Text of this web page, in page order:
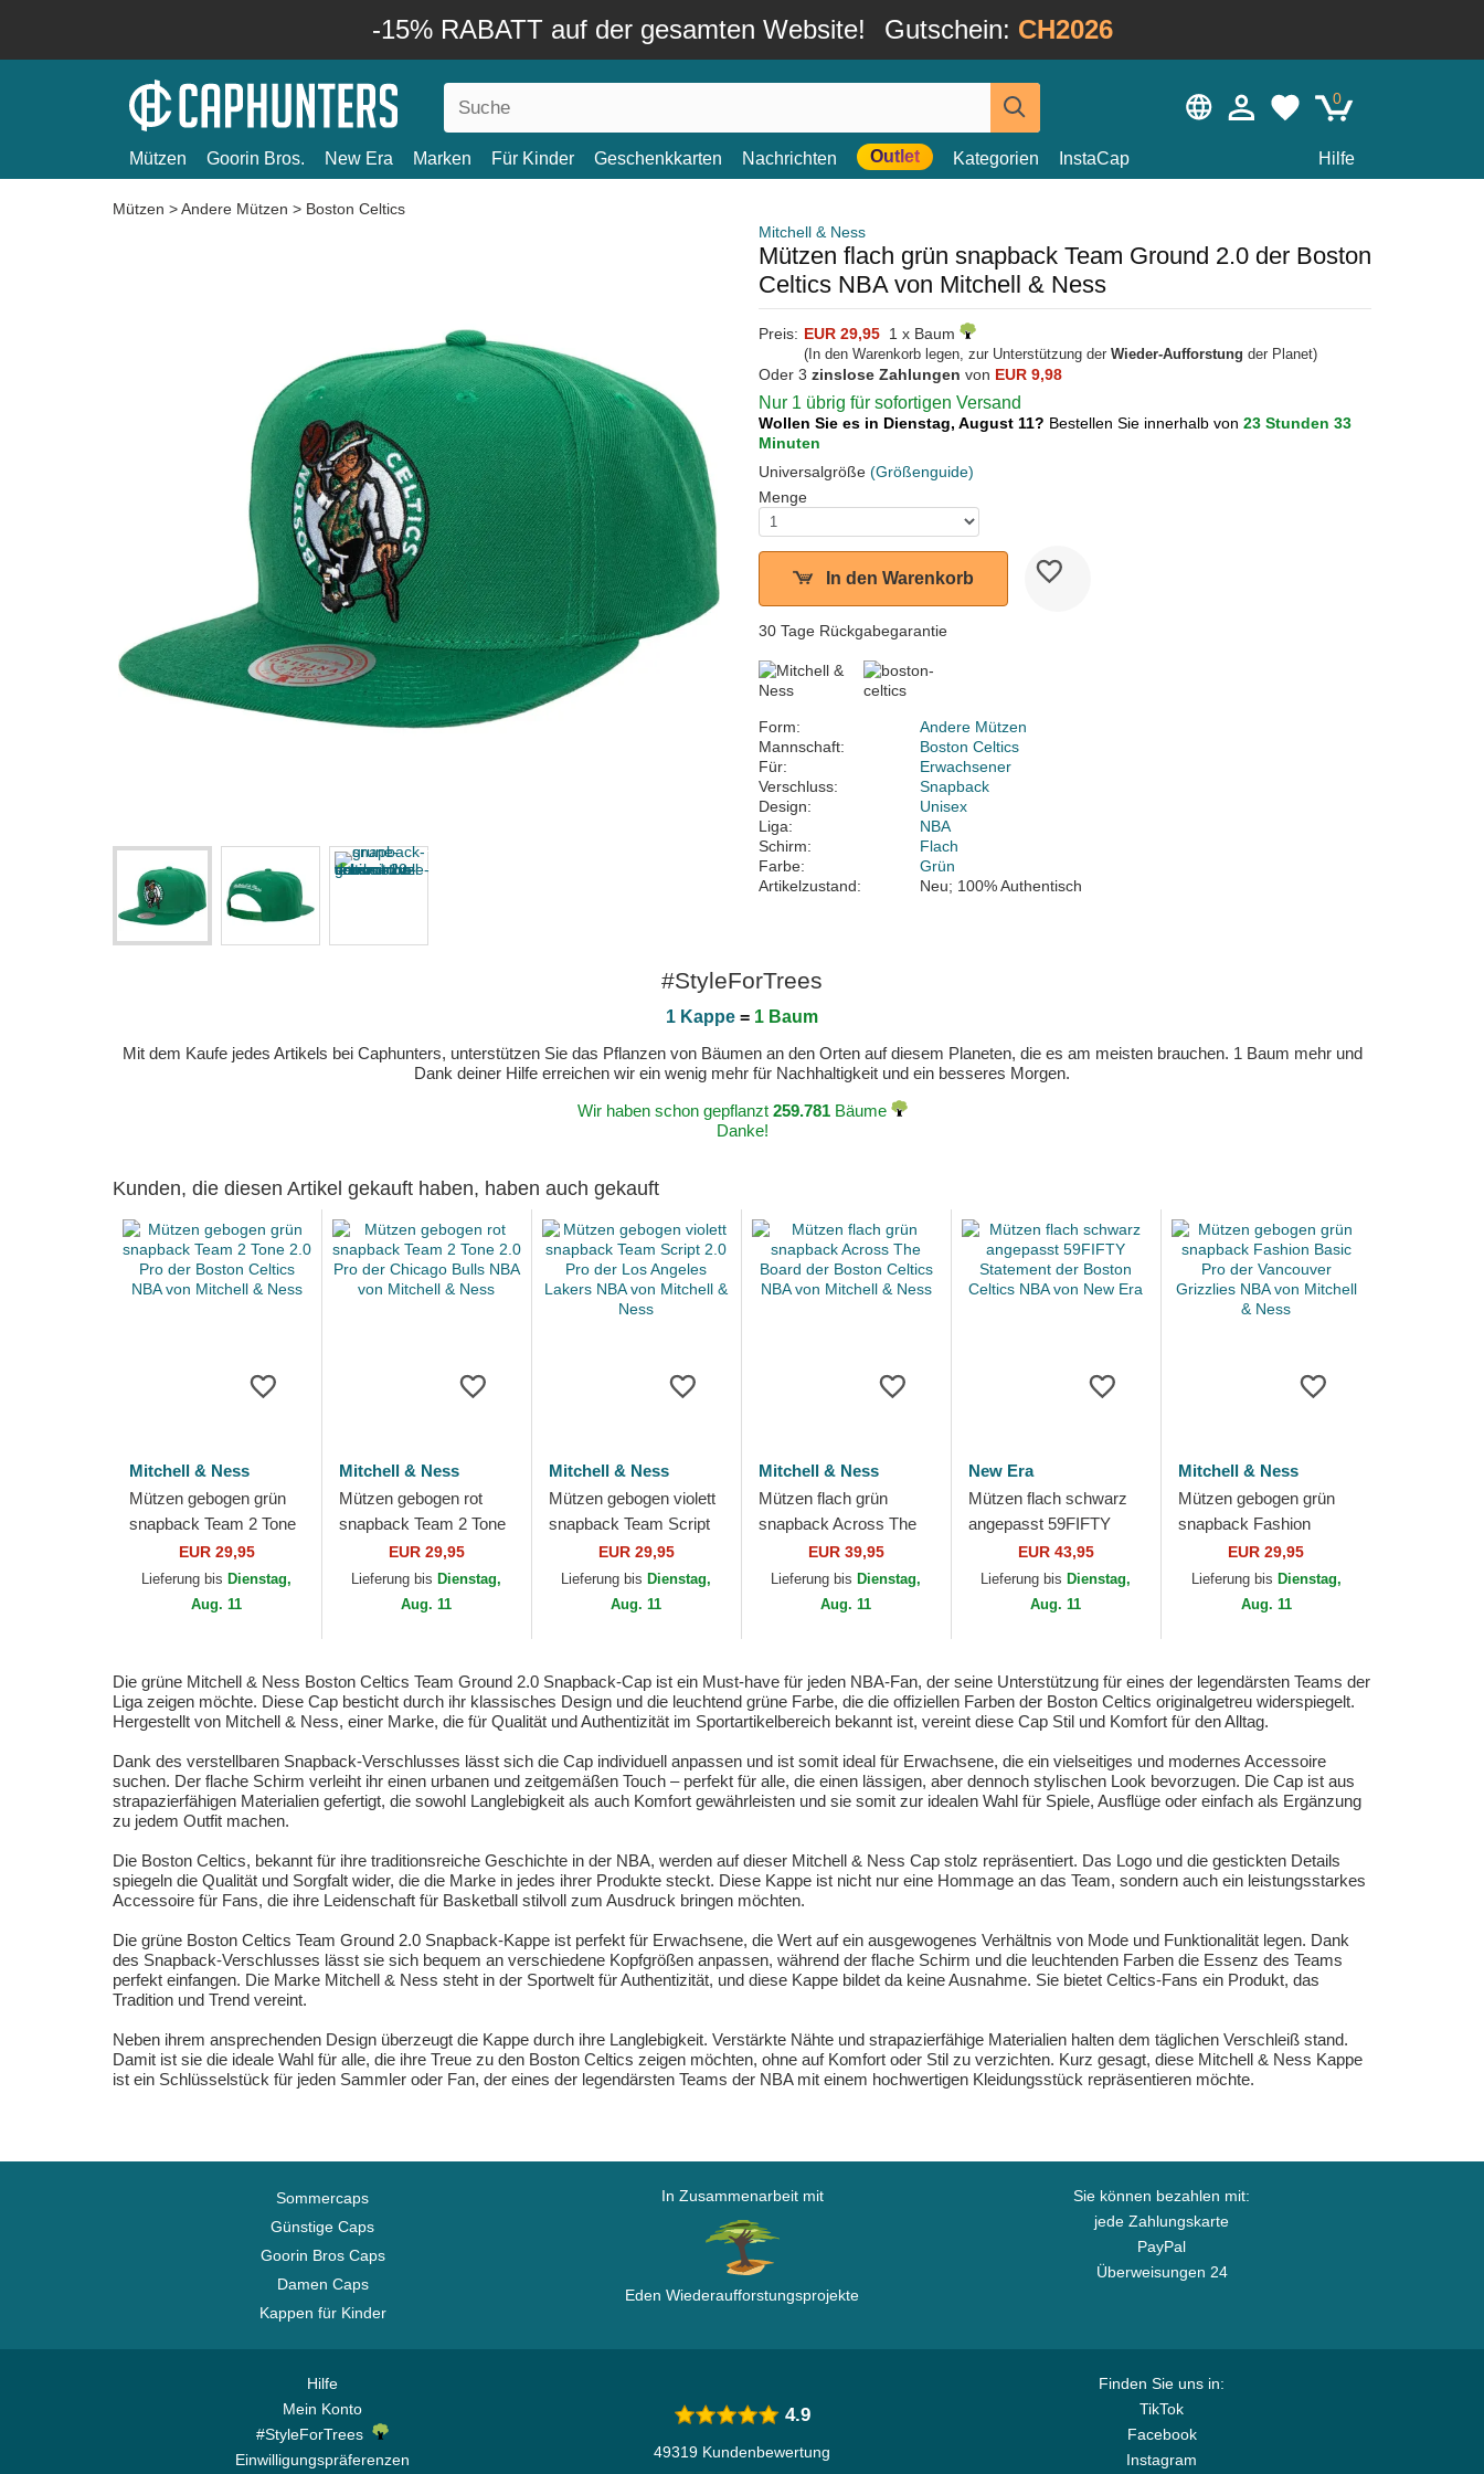
-15% RABATT auf der gesamten Website! Gutschein: CH2026
0
Mützen Goorin Bros. New Era Marken Für Kinder Geschenkkarten Nachrichten Outlet Kategorien InstaCap Hilfe
Mützen >Andere Mützen > Boston Celtics
Mitchell & Ness
Mützen flach grün snapback Team Ground 2.0 der Boston
Celtics NBA von Mitchell & Ness
Preis: EUR 29,95 1 x Baum
(In den Warenkorb legen, zur Unterstützung der Wieder-Aufforstung der Planet)
Oder 3 zinslose Zahlungen von EUR 9,98
Nur 1 übrig für sofortigen Versand
Wollen Sie es in Dienstag, August 11? Bestellen Sie innerhalb von 23 Stunden 33
Minuten
Universalgröße (Größenguide)
Menge
In den Warenkorb
30 Tage Rückgabegarantie
Form:
Andere Mützen
Mannschaft:
Boston Celtics
Für:
Erwachsener
Verschluss:
Snapback
Design:
Unisex
Liga:
NBA
Schirm:
Flach
Farbe:
Grün
Artikelzustand:
Neu; 100% Authentisch
#StyleForTrees
1 Kappe = 1 Baum
Mit dem Kaufe jedes Artikels bei Caphunters, unterstützen Sie das Pflanzen von Bäumen an den Orten auf diesem Planeten, die es am meisten brauchen. 1 Baum mehr und
Dank deiner Hilfe erreichen wir ein wenig mehr für Nachhaltigkeit und ein besseres Morgen.
Wir haben schon gepflanzt 259.781Bäume
Danke!
Kunden, die diesen Artikel gekauft haben, haben auch gekauft
Mitchell & Ness
Mützen gebogen grün
snapback Team 2 Tone
2.0 Pro der Boston
Celtics NBA von
Mitchell & Ness
EUR 29,95
Lieferung bis Dienstag,
Aug. 11
Mitchell & Ness
Mützen gebogen rot
snapback Team 2 Tone
2.0 Pro der Chicago
Bulls NBA von Mitchell
EUR 29,95
Lieferung bis Dienstag,
Aug. 11
Mitchell & Ness
Mützen gebogen violett
snapback Team Script
2.0 Pro der Los Angeles
Lakers NBA von
Mitchell & Ness
EUR 29,95
Lieferung bis Dienstag,
Aug. 11
Mitchell & Ness
Mützen flach grün
snapback Across The
Board der Boston
Celtics NBA von
Mitchell & Ness
EUR 39,95
Lieferung bis Dienstag,
Aug. 11
New Era
Mützen flach schwarz
angepasst 59FIFTY
Statement der Boston
Celtics NBA von New
EUR 43,95
Lieferung bis Dienstag,
Aug. 11
Mitchell & Ness
Mützen gebogen grün
snapback Fashion
Basic Pro der
Vancouver Grizzlies
NBA von Mitchell &
EUR 29,95
Lieferung bis Dienstag,
Aug. 11
Die grüne Mitchell & Ness Boston Celtics Team Ground 2.0 Snapback-Cap ist ein Must-have für jeden NBA-Fan, der seine Unterstützung für eines der legendärsten Teams der
Liga zeigen möchte. Diese Cap besticht durch ihr klassisches Design und die leuchtend grüne Farbe, die die offiziellen Farben der Boston Celtics originalgetreu widerspiegelt.
Hergestellt von Mitchell & Ness, einer Marke, die für Qualität und Authentizität im Sportartikelbereich bekannt ist, vereint diese Cap Stil und Komfort für den Alltag.
Dank des verstellbaren Snapback-Verschlusses lässt sich die Cap individuell anpassen und ist somit ideal für Erwachsene, die ein vielseitiges und modernes Accessoire
suchen. Der flache Schirm verleiht ihr einen urbanen und zeitgemäßen Touch – perfekt für alle, die einen lässigen, aber dennoch stylischen Look bevorzugen. Die Cap ist aus
strapazierfähigen Materialien gefertigt, die sowohl Langlebigkeit als auch Komfort gewährleisten und sie somit zur idealen Wahl für Spiele, Ausflüge oder einfach als Ergänzung
zu jedem Outfit machen.
Die Boston Celtics, bekannt für ihre traditionsreiche Geschichte in der NBA, werden auf dieser Mitchell & Ness Cap stolz repräsentiert. Das Logo und die gestickten Details
spiegeln die Qualität und Sorgfalt wider, die die Marke in jedes ihrer Produkte steckt. Diese Kappe ist nicht nur eine Hommage an das Team, sondern auch ein leistungsstarkes
Accessoire für Fans, die ihre Leidenschaft für Basketball stilvoll zum Ausdruck bringen möchten.
Die grüne Boston Celtics Team Ground 2.0 Snapback-Kappe ist perfekt für Erwachsene, die Wert auf ein ausgewogenes Verhältnis von Mode und Funktionalität legen. Dank
des Snapback-Verschlusses lässt sie sich bequem an verschiedene Kopfgrößen anpassen, während der flache Schirm und die leuchtenden Farben die Essenz des Teams
perfekt einfangen. Die Marke Mitchell & Ness steht in der Sportwelt für Authentizität, und diese Kappe bildet da keine Ausnahme. Sie bietet Celtics-Fans ein Produkt, das
Tradition und Trend vereint.
Neben ihrem ansprechenden Design überzeugt die Kappe durch ihre Langlebigkeit. Verstärkte Nähte und strapazierfähige Materialien halten dem täglichen Verschleiß stand.
Damit ist sie die ideale Wahl für alle, die ihre Treue zu den Boston Celtics zeigen möchten, ohne auf Komfort oder Stil zu verzichten. Kurz gesagt, diese Mitchell & Ness Kappe
ist ein Schlüsselstück für jeden Sammler oder Fan, der eines der legendärsten Teams der NBA mit einem hochwertigen Kleidungsstück repräsentieren möchte.
Sommercaps
Günstige Caps
Goorin Bros Caps
Damen Caps
Kappen für Kinder
In Zusammenarbeit mit
Eden Wiederaufforstungsprojekte
Sie können bezahlen mit:
jede Zahlungskarte
PayPal
Überweisungen 24
Hilfe
Mein Konto
#StyleForTrees
Einwilligungspräferenzen
Finden Sie uns in:
TikTok
Facebook
Instagram
4.9
49319 Kundenbewertung